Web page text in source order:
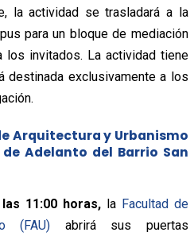
la actividad se trasladará a la
para un bloque de mediación
invitados. La actividad tiene
destinada exclusivamente a los
Arquitectura y Urbanismo
Adelanto del Barrio San
11:00 horas, la Facultad de
(FAU) abrirá sus puertas